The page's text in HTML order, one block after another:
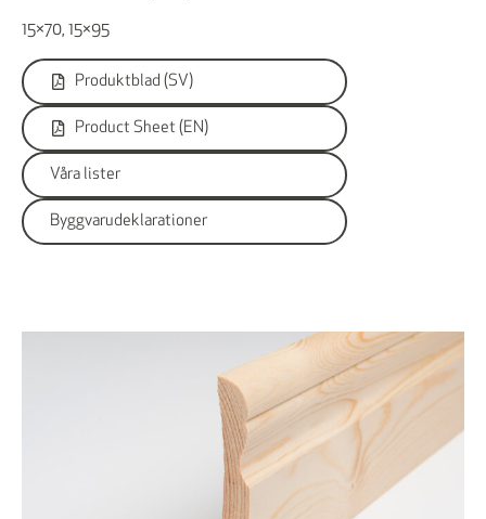
15×70, 15×95
Produktblad (SV)
Product Sheet (EN)
Våra lister
Byggvarudeklarationer